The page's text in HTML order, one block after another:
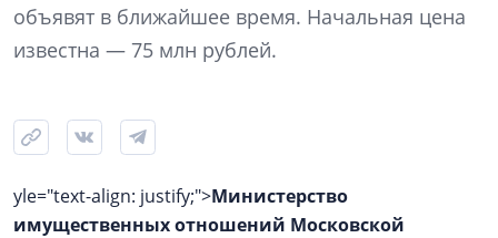
объявят в ближайшее время. Начальная цена
известна — 75 млн рублей.
yle="text-align: justify;">Министерство
имущественных отношений Московской